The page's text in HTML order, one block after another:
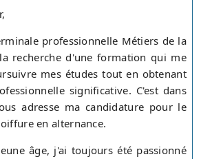
professionnelle Métiers de la
recherche d'une formation qui me
mes études tout en obtenant
significative. C'est dans
adresse ma candidature pour le
en alternance.
âge, j'ai toujours été passionné